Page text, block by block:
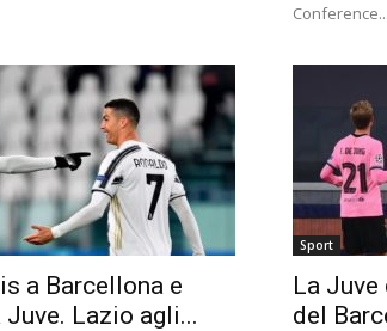
a Barcellona e
Lazio agli...
Sport
La
del